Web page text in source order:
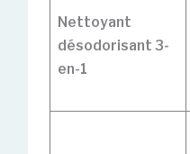
Nettoyant
désodorisant 3-
en-1